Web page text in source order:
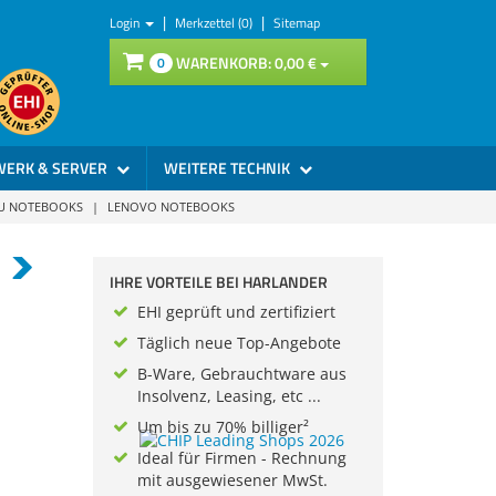
Login | Merkzettel (0) | Sitemap
0 WARENKORB:0,00€
& SERVER WEITERE TECHNIK
NOTEBOOKS | LENOVO NOTEBOOKS
IHRE VORTEILE BEI HARLANDER
EHI geprüft und zertifiziert
Täglich neue Top-Angebote
B-Ware, Gebrauchtware aus
Insolvenz, Leasing, etc ...
Um bis zu 70% billiger²
Ideal für Firmen - Rechnung
mit ausgewiesener MwSt.